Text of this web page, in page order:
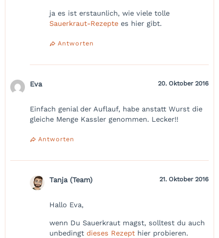
ja es ist erstaunlich, wie viele tolle
Sauerkraut-Rezepte es hier gibt.
Antworten
Eva 20. Oktober 2016
Einfach genial der Auflauf, habe anstatt Wurst die
gleiche Menge Kassler genommen. Lecker!!
Antworten
Tanja (Team) 21. Oktober 2016
Hallo Eva,
wenn Du Sauerkraut magst, solltest du auch
unbedingt dieses Rezept hier probieren.